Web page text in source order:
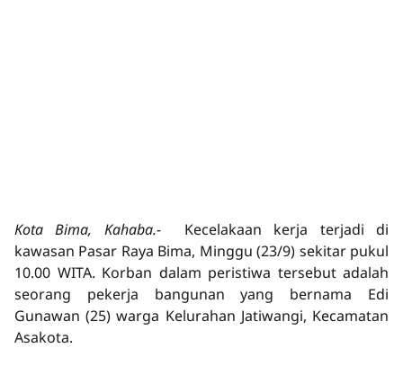
Kota Bima, Kahaba.- Kecelakaan kerja terjadi di
kawasan Pasar Raya Bima, Minggu (23/9) sekitar pukul
10.00 WITA. Korban dalam peristiwa tersebut adalah
seorang pekerja bangunan yang bernama Edi
Gunawan (25) warga Kelurahan Jatiwangi, Kecamatan
Asakota.